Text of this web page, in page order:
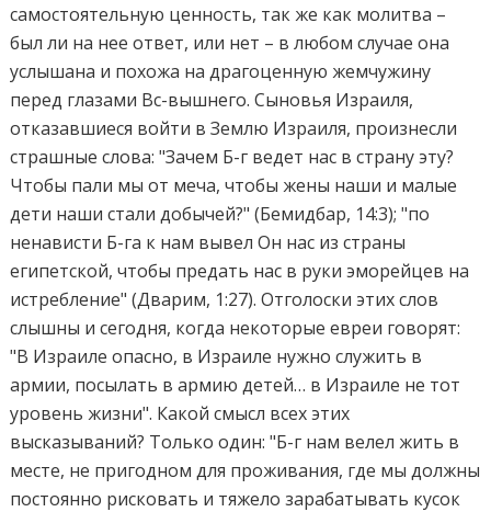
самостоятельную ценность, так же как молитва –
был ли на нее ответ, или нет – в любом случае она
услышана и похожа на драгоценную жемчужину
перед глазами Вс-вышнего. Сыновья Израиля,
отказавшиеся войти в Землю Израиля, произнесли
страшные слова: "Зачем Б-г ведет нас в страну эту?
Чтобы пали мы от меча, чтобы жены наши и малые
дети наши стали добычей?" (Бемидбар, 14:3); "по
ненависти Б-га к нам вывел Он нас из страны
египетской, чтобы предать нас в руки эморейцев на
истребление" (Дварим, 1:27). Отголоски этих слов
слышны и сегодня, когда некоторые евреи говорят:
"В Израиле опасно, в Израиле нужно служить в
армии, посылать в армию детей… в Израиле не тот
уровень жизни". Какой смысл всех этих
высказываний? Только один: "Б-г нам велел жить в
месте, не пригодном для проживания, где мы должны
постоянно рисковать и тяжело зарабатывать кусок